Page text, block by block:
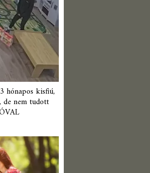
hónapos kisfiú,
nem tudott